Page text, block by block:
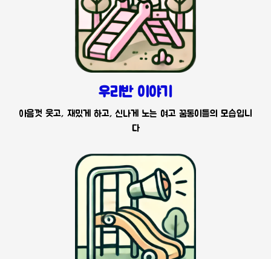
우리반 이야기
아음껏 웃고, 재밌게 하고, 신나게 노는 여고 꿈동이들의 모습입니
다